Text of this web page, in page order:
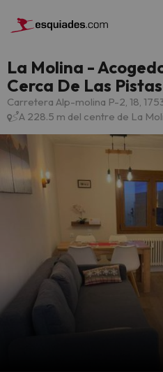
La Molina -
Cerca De Las
Carretera Alp-molina P-2, 18,
A 228.5 m del centre de La